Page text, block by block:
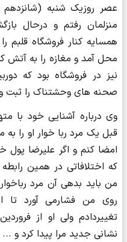
عصر روزیک شنبه (شانزدهم
منزلمان رفتم و درحال
همسایه کنار فروشگاه قلبم
محل آمد و مغازه را به آتش
نیز در فروشگاه بود که
صحنه های وحشتناک را ثبت
وی درباره آشنایی خود با
قبل یک مرد ربا خوار او را
امضا کنم و اگر علیرضا پول
که اختلافاتی در همین
من باید بدهی آن مرد
روی من فشارمی آورد تا
تغییردادم ولی او از
نشانی جدید مرا پیدا کرد و ...